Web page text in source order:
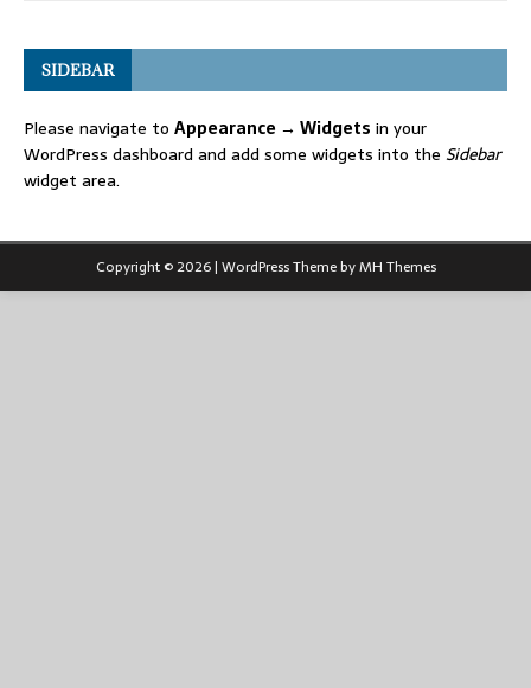
SIDEBAR
Please navigate to Appearance → Widgets in your
WordPress dashboard and add some widgets into the Sidebar
widget area.
Copyright © 2026 | WordPress Theme byMH Themes